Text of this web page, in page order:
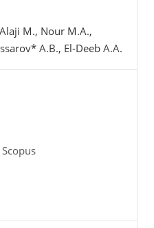
M., Nour M.A.,
A.B., El‐Deeb A.A.
Scopus